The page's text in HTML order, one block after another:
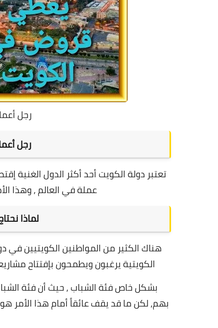
رجل
رجل
تعتبر دولة الكويت أحد أكثر الدول الغنية
عملة في العالم , وهذا
لماذا
هناك الكثير من المواطنين الكويتيين في
الكويتية يرغبون ويطمحون بإفتتاح
بشكل خاص فئة الشباب , حيث أن فئة
بهم,لكن ما قد يقف عائقاً أمام هذا